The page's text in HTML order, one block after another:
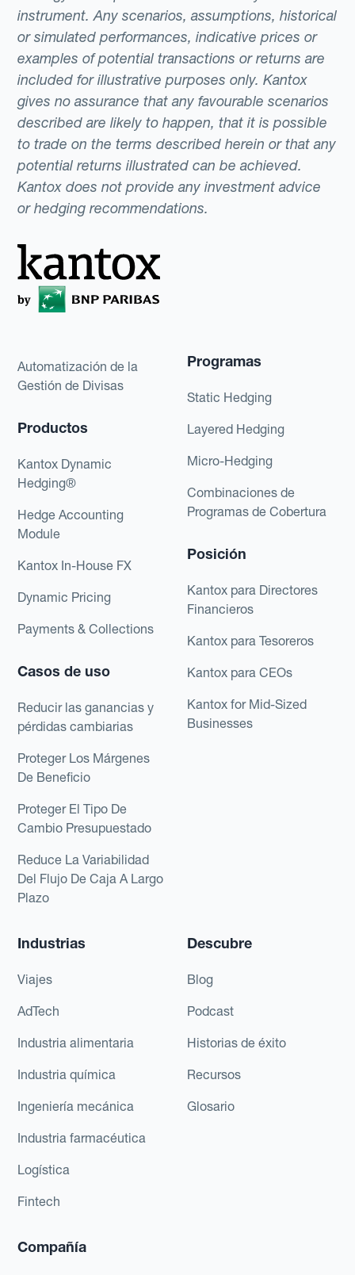
receivable and payable, are translated at the
current exchange rate, while nonmonetary
items (inventory, fixed assets) are translated
at the historical exchange rate.
instrument. Any scenarios, assumptions, historical
or simulated performances, indicative prices or
examples of potential transactions or returns are
included for illustrative purposes only. Kantox
gives no assurance that any favourable scenarios
described are likely to happen, that it is possible
to trade on the terms described herein or that any
potential returns illustrated can be achieved.
Kantox does not provide any investment advice
or hedging recommendations.
Automatización de la
Gestión de Divisas
Productos
Kantox Dynamic
Hedging®
Hedge Accounting
Module
Kantox In-House FX
Dynamic Pricing
Payments & Collections
Casos de uso
Reducir las ganancias y
pérdidas cambiarias
Proteger Los Márgenes
De Beneficio
Proteger El Tipo De
Cambio Presupuestado
Reduce La Variabilidad
Del Flujo De Caja A Largo
Plazo
Programas
Static Hedging
Layered Hedging
Micro-Hedging
Combinaciones de
Programas de Cobertura
Posición
Kantox para Directores
Financieros
Kantox para Tesoreros
Kantox para CEOs
Kantox for Mid-Sized
Businesses
Industrias
Viajes
AdTech
Industria alimentaria
Industria química
Ingeniería mecánica
Industria farmacéutica
Logística
Fintech
Descubre
Blog
Podcast
Historias de éxito
Recursos
Glosario
Compañía